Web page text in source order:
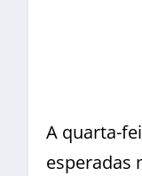
A quarta-
esperadas